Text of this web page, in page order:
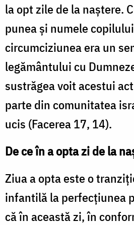
la opt zile de la naştere.
punea şi numele
circumciziunea era un
legământului cu
sustrăgea voit acestui
parte din comunitatea
ucis (Facerea 17, 14).
De ce în a opta zi de la
Ziua a opta este o
infantilă la perfecțiunea
că în această zi, în